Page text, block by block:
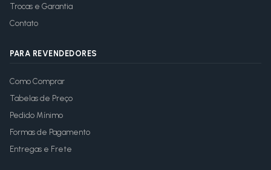
Trocas e Garantia
Contato
PARA REVENDEDORES
Como Comprar
Tabelas de Preço
Pedido Mínimo
Formas de Pagamento
Entregas e Frete